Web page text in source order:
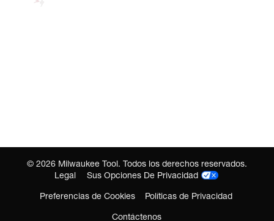
© 2026 Milwaukee Tool. Todos los derechos reservados.
Legal
Sus Opciones De Privacidad
Preferencias de Cookies
Políticas de Privacidad
Contáctenos